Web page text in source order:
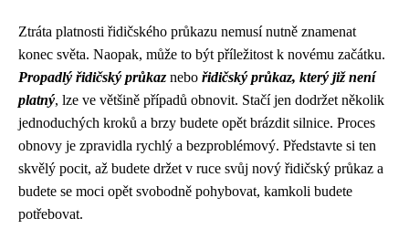
Ztráta platnosti řidičského průkazu nemusí nutně znamenat
konec světa. Naopak, může to být příležitost k novému začátku.
Propadlý řidičský průkaz nebo řidičský průkaz, který již není
platný, lze ve většině případů obnovit. Stačí jen dodržet několik
jednoduchých kroků a brzy budete opět brázdit silnice. Proces
obnovy je zpravidla rychlý a bezproblémový. Představte si ten
skvělý pocit, až budete držet v ruce svůj nový řidičský průkaz a
budete se moci opět svobodně pohybovat, kamkoli budete
potřebovat.